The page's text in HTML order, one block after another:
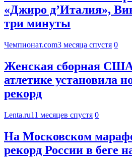
«Джиро д’Италия»,
три минуты
Чемпионат.com3 месяца спустя 0
Женская сборная
атлетике установила
рекорд
Lenta.ru11 месяцев спустя 0
На Московском
рекорд России в беге